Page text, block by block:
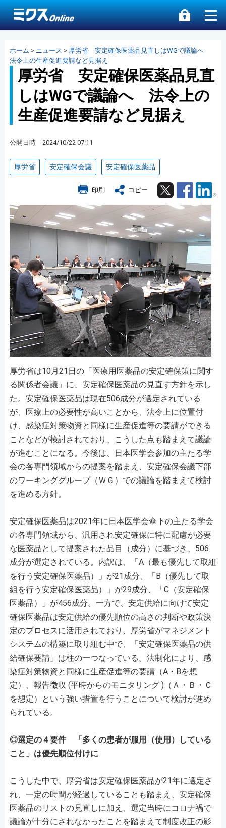
ホーム > ニュース > 厚労省 安定確保医薬品見直しはWGで議論へ
法令上の生産促進要請など見据え
厚労省 安定確保医薬品見直
しはWGで議論へ 法令上の
生産促進要請など見据え
公開日時 2024/10/22 07:11
厚労省 安定確保会議 安定確保医薬品
印刷 コピー Twitter Facebook
厚労省は10月21日の「医療用医薬品の安定確保策に関す
る関係者会議」に、安定確保医薬品の見直す方針を示し
た。安定確保医薬品は現在506成分が選定されている
が、医療上の必要性が高いことから、法令上に位置付
け、感染症対策物資と同様に生産促進等の要請ができる
ことなどが検討されており、こうした点も踏まえて議論
が進むことになる。今後は、日本医学会参加の主たる学
会の各専門領域からの提案を踏まえ、安定確保会議下部
のワーキンググループ（ＷＧ）での議論を踏まえて検討
を進める方針。
安定確保医薬品は2021年に日本医学会傘下の主たる学会
の各専門領域から、汎用され安定確保に特に配慮が必要
な医薬品として提案された品目（成分）に基づき、506
成分が選定されている。内訳は、「A（最も優先して取組
を行う安定確保医薬品）」が21成分、「B（優先して取
組を行う安定確保医薬品）」が29成分、「C（安定確保
医薬品）」が456成分。一方で、安定供給に向けて安定
確保医薬品は安定供給の優先順位の高さの判断や政策決
定のプロセスに活用されており、厚労省がマネジメント
システムの構築に取り組む中で、「安定確保医薬品の供
給確保要請」は柱の一つなっている。法制化により、感
染症対策物資と同様に生産促進等の要請（A・Bを想
定）、報告徴収 (平時からのモニタリング )（Ａ・Ｂ・Ｃ
を想定）という強い措置を行うことについて検討が進め
られている。
◎選定の４要件 「多くの患者が服用（使用）している
こと」は優先順位付けに
こうした中で、厚労省は安定確保医薬品が21年に選定さ
れ、一定の時間が経過していることも踏まえ、安定確保
医薬品のリストの見直しに加え、選定当時にコロナ禍で
議論が十分にされなかったことを踏まえて制度改正の影